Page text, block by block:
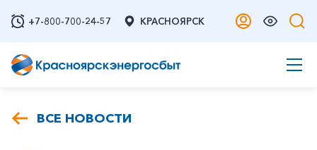
+7-800-700-24-57 КРАСНОЯРСК
ВСЕ НОВОСТИ